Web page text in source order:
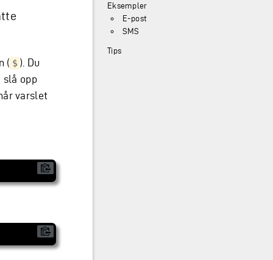
( $ ). Du
slå opp
varslet
Eksempler
E-post
SMS
Tips